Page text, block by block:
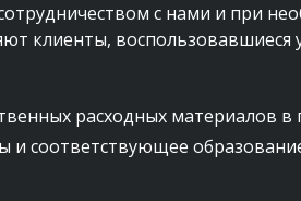
с нами и при
клиенты, воспользовавшиеся
расходных материалов в
соответствующее